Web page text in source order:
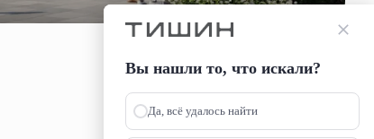
Вы нашли то, что искали?
Да, всё удалось найти